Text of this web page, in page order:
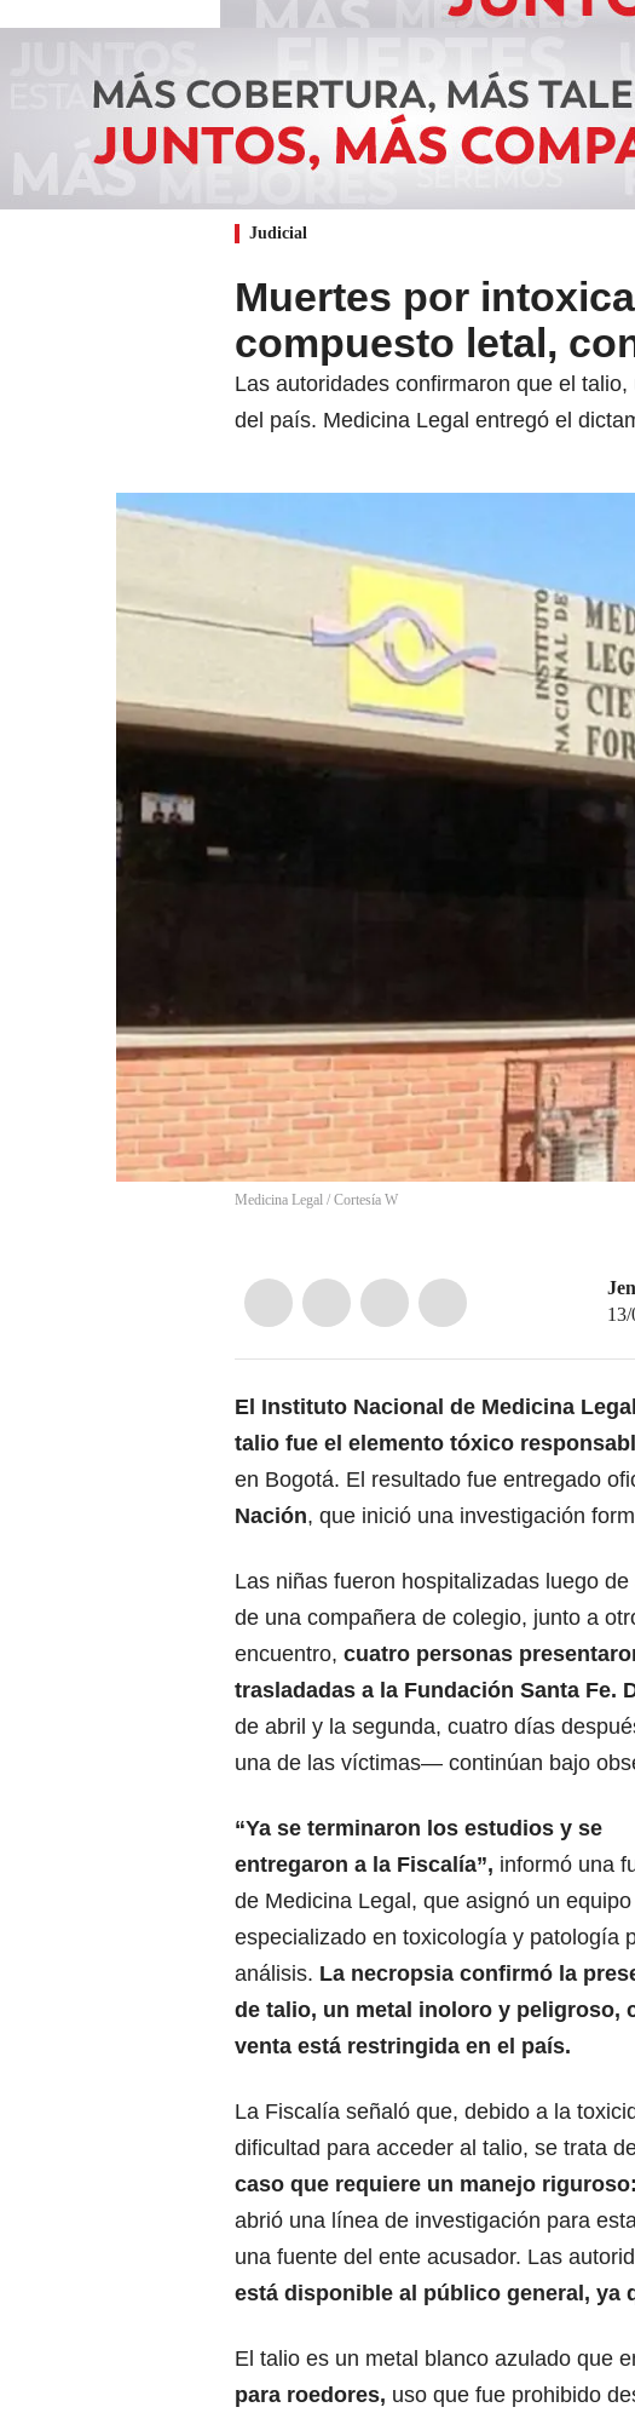
Judicial
Muertes por
compuesto letal,
Las autoridades confirmaron que el
del país. Medicina Legal entregó el
Medicina Legal / Cortesía W
El Instituto Nacional de Medicina
talio fue el elemento tóxico
en Bogotá. El resultado fue entregado
Nación, que inició una investigación
Las niñas fueron hospitalizadas luego
de una compañera de colegio, junto a
encuentro, cuatro personas
trasladadas a la Fundación Santa Fe.
de abril y la segunda, cuatro días
una de las víctimas— continúan bajo
“Ya se terminaron los estudios y se
entregaron a la Fiscalía”, informó una
de Medicina Legal, que asignó un equipo
especializado en toxicología y patología
análisis. La necropsia confirmó la
de talio, un metal inoloro y peligroso,
venta está restringida en el país.
La Fiscalía señaló que, debido a la
dificultad para acceder al talio, se trata
caso que requiere un manejo riguroso:
abrió una línea de investigación para
una fuente del ente acusador. Las
está disponible al público general, ya
El talio es un metal blanco azulado que
para roedores, uso que fue prohibido